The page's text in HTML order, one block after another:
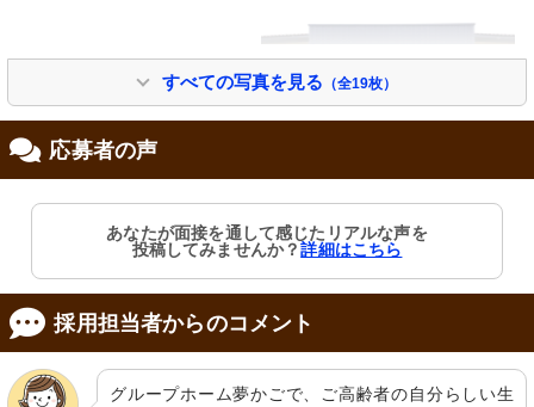
広々とした駐車スペースがあり、静か
な環境に囲まれています。
玄関
明るく開放的なエントランスが迎えて
くれます。清掃用具の整然とした配置
すべての写真を見る （全19枚）
応募者の声
あなたが面接を通して感じたリアルな声を
投稿してみませんか？詳細はこちら
採用担当者からのコメント
グループホーム夢かごで、ご高齢者の自分らしい生